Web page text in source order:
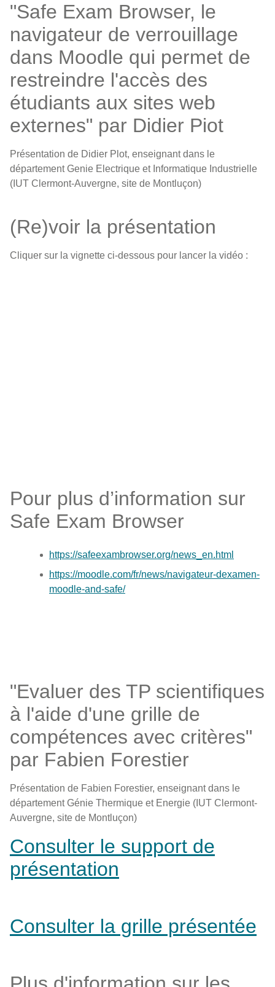
"Safe Exam Browser, le
navigateur de verrouillage
dans Moodle qui permet de
restreindre l'accès des
étudiants aux sites web
externes" par Didier Piot
Présentation de Didier Plot, enseignant dans le
département Genie Electrique et Informatique Industrielle
(IUT Clermont-Auvergne, site de Montluçon)
(Re)voir la présentation
Cliquer sur la vignette ci-dessous pour lancer la vidéo :
Pour plus d’information sur
Safe Exam Browser
https://safeexambrowser.org/news_en.html
https://moodle.com/fr/news/navigateur-dexamen-
moodle-and-safe/
"Evaluer des TP scientifiques
à l'aide d'une grille de
compétences avec critères"
par Fabien Forestier
Présentation de Fabien Forestier, enseignant dans le
département Génie Thermique et Energie (IUT Clermont-
Auvergne, site de Montluçon)
Consulter le support de
présentation
Consulter la grille présentée